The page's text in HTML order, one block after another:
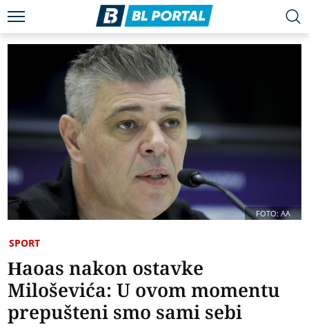
FOTO: AA
SPORT
Haoas nakon ostavke
Miloševića: U ovom momentu
prepušteni smo sami sebi